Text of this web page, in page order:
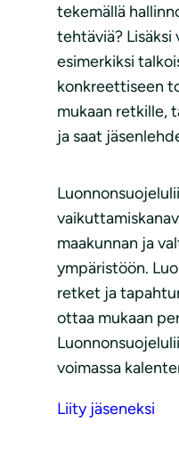
tekemällä
tehtäviä? Lisäksi
esimerkiksi
konkreettiseen
mukaan retkille,
ja saat
maakunnan ja
ympäristöön.
retket ja
ottaa mukaan
voimassa
Liity jäseneksi